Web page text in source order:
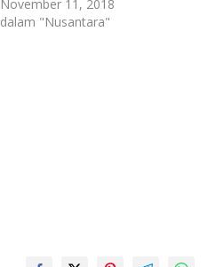
November 11, 2018
dalam "Nusantara"